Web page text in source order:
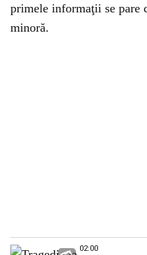
primele informaţii se pare
minoră.
02:00